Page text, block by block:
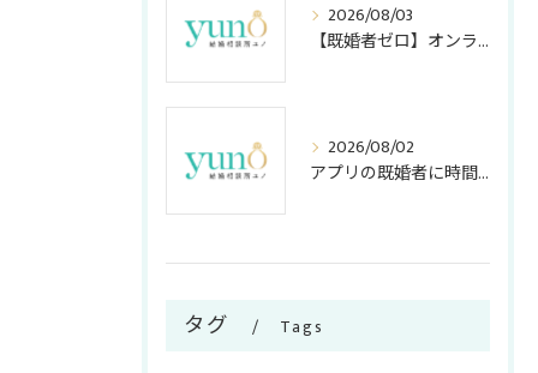
2026/08/03
【既婚者ゼロ】オンライン結婚相談所の「独身証明書」活用法！アプリ・店舗型との安全度＆コスト比較
2026/08/02
アプリの既婚者に時間を奪われない！アラサー女子が知っておくべき嘘の見破り方
タグ Tags